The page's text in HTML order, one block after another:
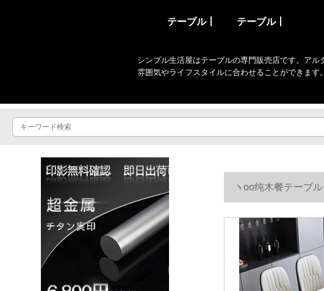
テーブル丨 テーブル丨
シンプル生活屋はテーブルの専門販売店です。ア
雰囲気やライフスタイルに合わせることができます
ヽoo纯木餐テーブ